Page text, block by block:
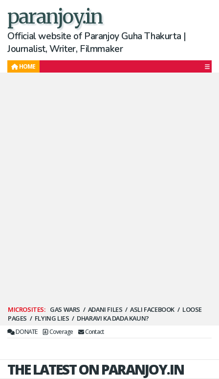
paranjoy.in
Official website of Paranjoy Guha Thakurta |
Journalist, Writer, Filmmaker
HOME
Secondary
Menu
GAS WARS ADANI FILES ASLI FACEBOOK
LOOSE
PAGES
FLYING LIES DHARAVI KA DADA KAUN?
DONATE Coverage Contact
THE LATEST ON PARANJOY.IN